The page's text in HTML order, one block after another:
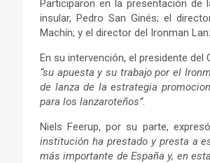
Participaron en la presentación de
insular, Pedro San Ginés; el
Machín; y el director del Ironman
En su intervención, el presidente del
“su apuesta y su trabajo por el
de lanza de la estrategia
para los lanzaroteños”.
Niels Feerup, por su parte,
institución ha prestado y presta a
más importante de España y, en